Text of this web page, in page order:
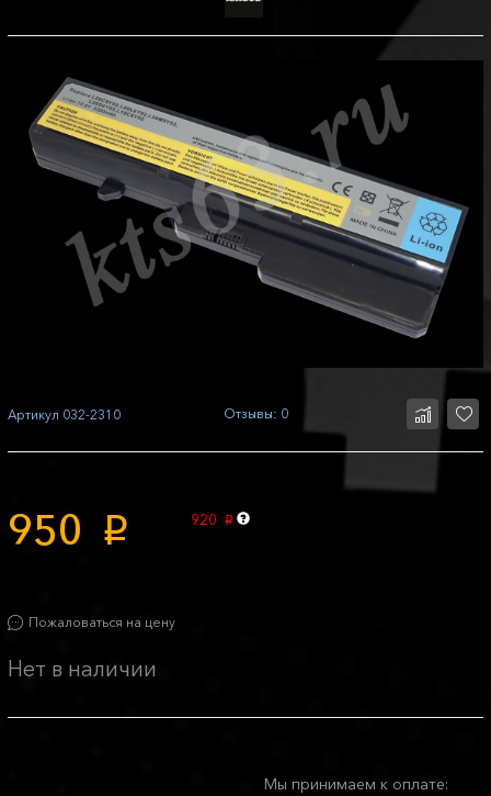
Артикул 032-2310 Отзывы: 0
950 p 920 p
Пожаловаться на цену
Нет в наличии
Мы принимаем к оплате: